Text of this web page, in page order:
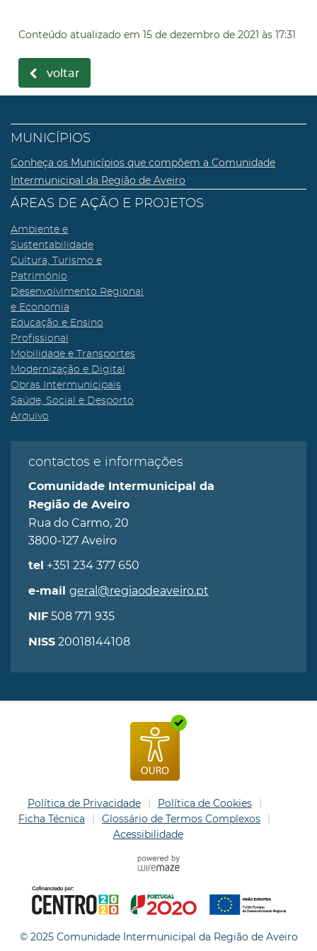
Conteúdo atualizado em 15 de dezembro de 2021 às 17:31
voltar
MUNICÍPIOS
Conheça os Municípios que compõem a Comunidade
Intermunicipal da Região de Aveiro
ÁREAS DE AÇÃO E PROJETOS
Ambiente e
Sustentabilidade
Cultura, Turismo e
Património
Desenvolvimento Regional
e Economia
Educação e Ensino
Profissional
Mobilidade e Transportes
Modernização e Digital
Obras Intermunicipais
Saúde, Social e Desporto
Arquivo
contactos e informações
Comunidade Intermunicipal da
Região de Aveiro
Rua do Carmo, 20
3800-127 Aveiro
tel +351 234 377 650
e-mail geral@regiaodeaveiro.pt
NIF 508 771 935
NISS 20018144108
Política de Privacidade
Política de Cookies
Ficha Técnica
Glossário de Termos Complexos
Acessibilidade
© 2025 Comunidade Intermunicipal da Região de Aveiro